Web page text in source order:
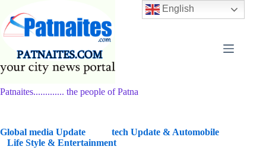
content
Patnaites............. the people of Patna
Global media Update
tech Update & Automobile
Life Style & Entertainment
English